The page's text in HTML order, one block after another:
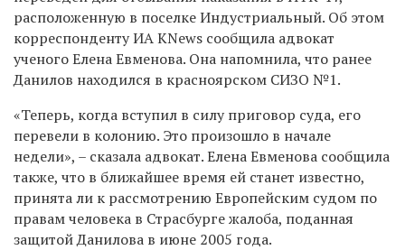
расположенную в поселке Индустриальный. Об этом
корреспонденту ИА KNews сообщила адвокат
ученого Елена Евменова. Она напомнила, что ранее
Данилов находился в красноярском СИЗО №1.
«Теперь, когда вступил в силу приговор суда, его
перевели в колонию. Это произошло в начале
недели», – сказала адвокат. Елена Евменова сообщила
также, что в ближайшее время ей станет известно,
принята ли к рассмотрению Европейским судом по
правам человека в Страсбурге жалоба, поданная
защитой Данилова в июне 2005 года.